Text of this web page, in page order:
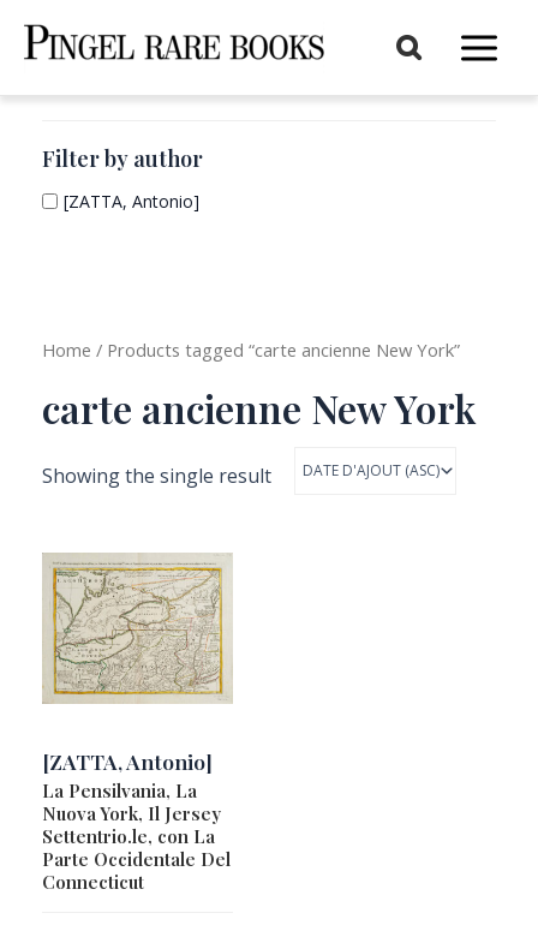
Main
Filter by author
[ZATTA, Antonio]
Home / Products tagged “carte ancienne New York”
carte ancienne New York
Showing the single result
[ZATTA, Antonio]
La Pensilvania, La
Nuova York, Il Jersey
Settentrio.le, con La
Parte Occidentale Del
Connecticut